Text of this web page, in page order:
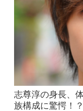
志尊淳の身長、
族構成に驚愕！？